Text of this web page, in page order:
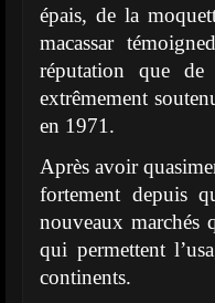
épais, de la
macassar
réputation que
extrêmement
en 1971.
Après avoir
fortement depuis
nouveaux marchés
qui permettent
continents.